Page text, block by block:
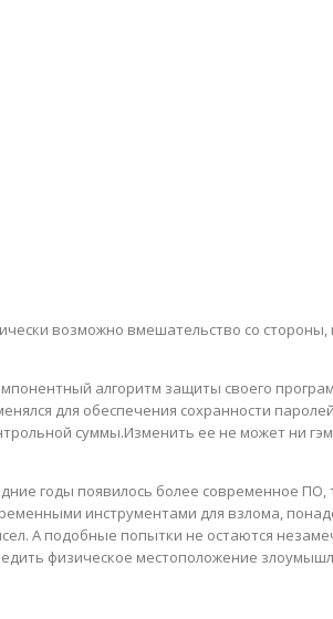
возможно вмешательство со
алгоритм защиты своего
для обеспечения сохранности
суммы.Изменить ее не может ни
годы появилось более современное
инструментами для взлома,
А подобные попытки не остаются
физическое местоположение